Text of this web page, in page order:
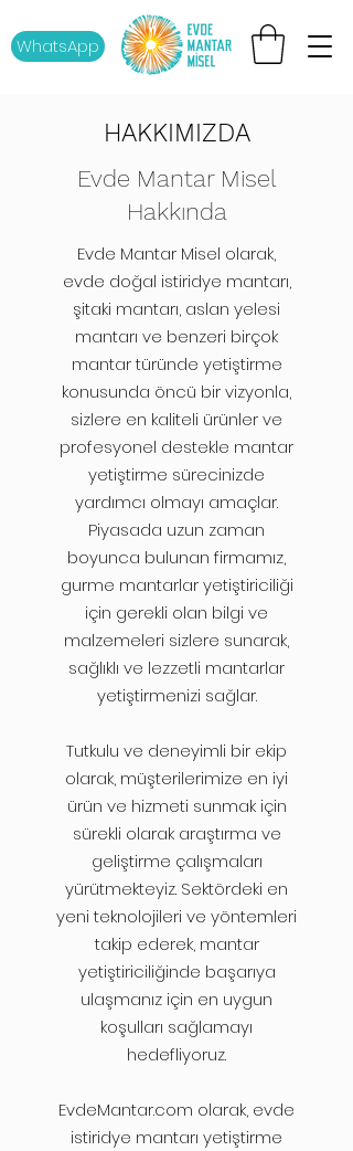
WhatsApp
HAKKIMIZDA
Evde Mantar Misel
Hakkında
Evde Mantar Misel olarak,
evde doğal istiridye mantarı,
şitaki mantarı, aslan yelesi
mantarı ve benzeri birçok
mantar türünde yetiştirme
konusunda öncü bir vizyonla,
sizlere en kaliteli ürünler ve
profesyonel destekle mantar
yetiştirme sürecinizde
yardımcı olmayı amaçlar.
Piyasada uzun zaman
boyunca bulunan firmamız,
gurme mantarlar yetiştiriciliği
için gerekli olan bilgi ve
malzemeleri sizlere sunarak,
sağlıklı ve lezzetli mantarlar
yetiştirmenizi sağlar.
Tutkulu ve deneyimli bir ekip
olarak, müşterilerimize en iyi
ürün ve hizmeti sunmak için
sürekli olarak araştırma ve
geliştirme çalışmaları
yürütmekteyiz. Sektördeki en
yeni teknolojileri ve yöntemleri
takip ederek, mantar
yetiştiriciliğinde başarıya
ulaşmanız için en uygun
koşulları sağlamayı
hedefliyoruz.
EvdeMantar.com olarak, evde
istiridye mantarı yetiştirme